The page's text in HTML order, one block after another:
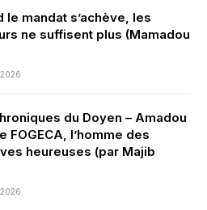
le mandat s’achève, les
ne suffisent plus (Mamadou
du Doyen – Amadou
FOGECA, l’homme des
heureuses (par Majib